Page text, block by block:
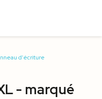
- marqué